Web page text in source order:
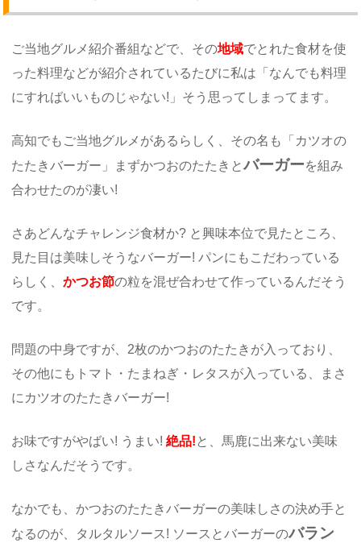
ご当地グルメ紹介番組などで、その地域でとれた食材を使
った料理などが紹介されているたびに私は「なんでも料理
にすればいいものじゃない!」そう思ってしまってます。
高知でもご当地グルメがあるらしく、その名も「カツオの
たたきバーガー」まずかつおのたたきとバーガーを組み
合わせたのが凄い!
さあどんなチャレンジ食材か? と興味本位で見たところ、
見た目は美味しそうなバーガー! パンにもこだわっている
らしく、かつお節の粒を混ぜ合わせて作っているんだそう
です。
問題の中身ですが、2枚のかつおのたたきが入っており、
その他にもトマト・たまねぎ・レタスが入っている、まさ
にカツオのたたきバーガー!
お味ですがやばい! うまい! 絶品! と、馬鹿に出来ない美味
しさなんだそうです。
なかでも、かつおのたたきバーガーの美味しさの決め手と
なるのが、タルタルソース! ソースとバーガーのバラン